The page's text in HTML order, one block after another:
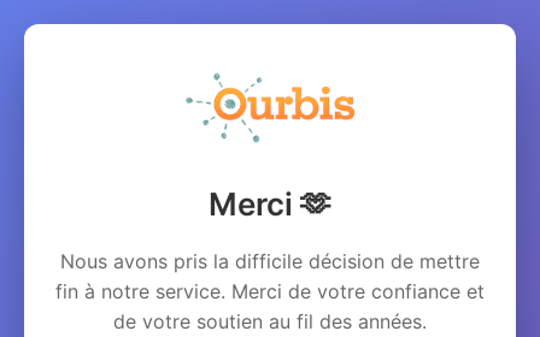
Merci 🫶
Nous avons pris la difficile décision de mettre
fin à notre service. Merci de votre confiance et
de votre soutien au fil des années.